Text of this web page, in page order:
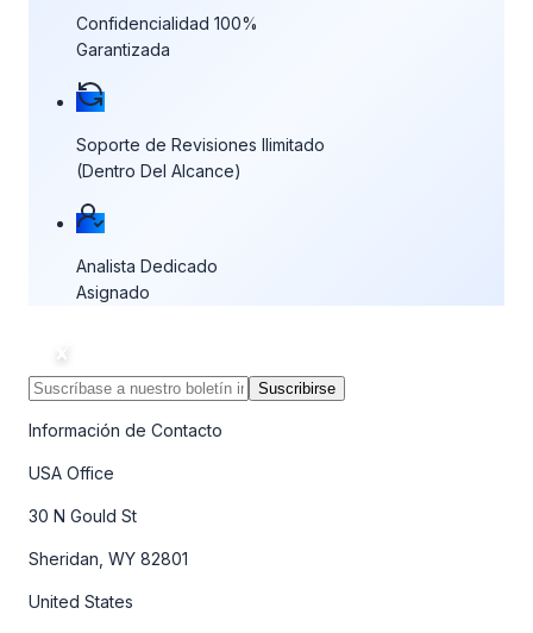
Confidencialidad 100%
Garantizada
Soporte de Revisiones Ilimitado
(Dentro Del Alcance)
Analista Dedicado
Asignado
Suscribirse
Información de Contacto
USA Office
30 N Gould St
Sheridan, WY 82801
United States